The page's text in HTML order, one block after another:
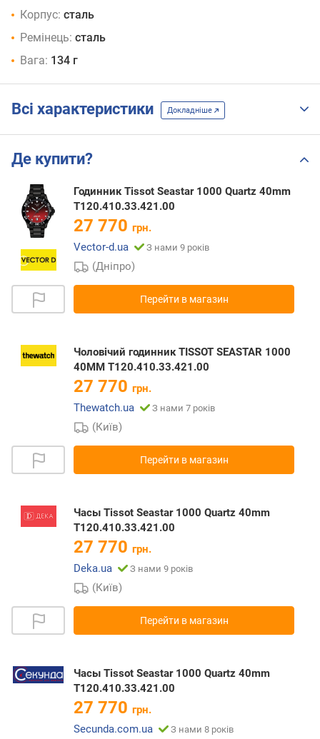
Корпус: сталь
Ремінець: сталь
Вага: 134 г
Всі характеристики Докладніше
Де купити?
Годинник Tissot Seastar 1000 Quartz 40mm
T120.410.33.421.00
27 770 грн.
Vector-d.ua
З нами 9 років
(Дніпро)
Перейти в магазин
Чоловічий годинник TISSOT SEASTAR 1000
40MM T120.410.33.421.00
27 770 грн.
Thewatch.ua
З нами 7 років
(Київ)
Перейти в магазин
Часы Tissot Seastar 1000 Quartz 40mm
T120.410.33.421.00
27 770 грн.
Deka.ua
З нами 9 років
(Київ)
Перейти в магазин
Часы Tissot Seastar 1000 Quartz 40mm
T120.410.33.421.00
27 770 грн.
Secunda.com.ua
З нами 8 років